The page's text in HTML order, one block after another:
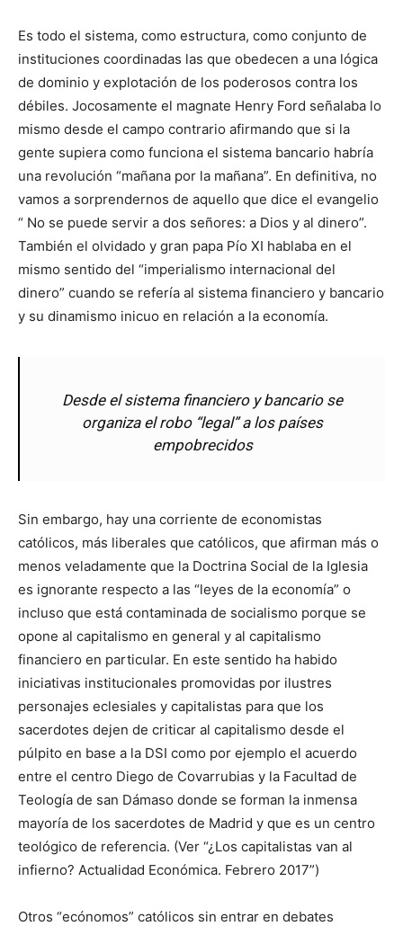
Es todo el sistema, como estructura, como conjunto de
instituciones coordinadas las que obedecen a una lógica
de dominio y explotación de los poderosos contra los
débiles. Jocosamente el magnate Henry Ford señalaba lo
mismo desde el campo contrario afirmando que si la
gente supiera como funciona el sistema bancario habría
una revolución “mañana por la mañana”. En definitiva, no
vamos a sorprendernos de aquello que dice el evangelio
“ No se puede servir a dos señores: a Dios y al dinero”.
También el olvidado y gran papa Pío XI hablaba en el
mismo sentido del “imperialismo internacional del
dinero” cuando se refería al sistema financiero y bancario
y su dinamismo inicuo en relación a la economía.
Desde el sistema financiero y bancario se
organiza el robo “legal” a los países
empobrecidos
Sin embargo, hay una corriente de economistas
católicos, más liberales que católicos, que afirman más o
menos veladamente que la Doctrina Social de la Iglesia
es ignorante respecto a las “leyes de la economía” o
incluso que está contaminada de socialismo porque se
opone al capitalismo en general y al capitalismo
financiero en particular. En este sentido ha habido
iniciativas institucionales promovidas por ilustres
personajes eclesiales y capitalistas para que los
sacerdotes dejen de criticar al capitalismo desde el
púlpito en base a la DSI como por ejemplo el acuerdo
entre el centro Diego de Covarrubias y la Facultad de
Teología de san Dámaso donde se forman la inmensa
mayoría de los sacerdotes de Madrid y que es un centro
teológico de referencia. (Ver “¿Los capitalistas van al
infierno? Actualidad Económica. Febrero 2017”)
Otros “ecónomos” católicos sin entrar en debates